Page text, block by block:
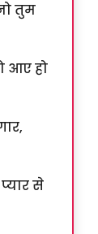
तुम
आए हो
से